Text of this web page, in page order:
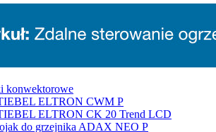
konwektorowe
ELTRON CWM P
ELTRON CK 20 Trend LCD
do grzejnika ADAX NEO P